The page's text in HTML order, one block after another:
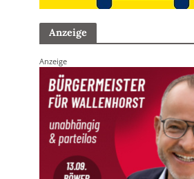
Anzeige
Anzeige